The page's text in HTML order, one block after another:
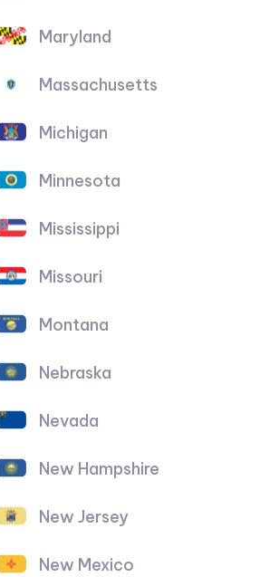
Maryland
Massachusetts
Michigan
Minnesota
Mississippi
Missouri
Montana
Nebraska
Nevada
New Hampshire
New Jersey
New Mexico